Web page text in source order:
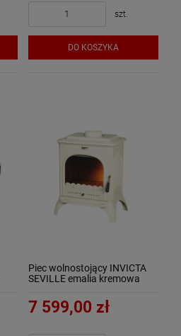
szt.
DO KOSZYKA
Piec wolnostojący INVICTA
SEVILLE emalia kremowa
7 599,00 zł